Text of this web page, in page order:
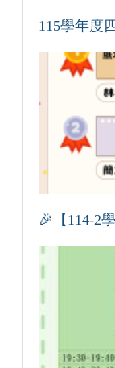
115學年度
🎉【114-2